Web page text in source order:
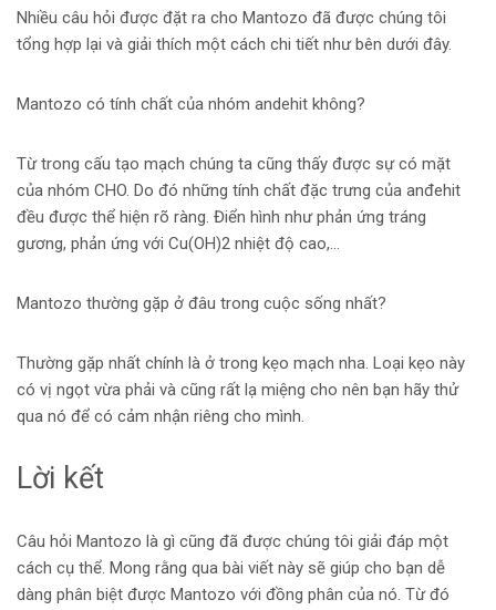
Nhiều câu hỏi được đặt ra cho Mantozo đã được chúng tôi
tổng hợp lại và giải thích một cách chi tiết như bên dưới đây.
Mantozo có tính chất của nhóm andehit không?
Từ trong cấu tạo mạch chúng ta cũng thấy được sự có mặt
của nhóm CHO. Do đó những tính chất đặc trưng của anđehit
đều được thể hiện rõ ràng. Điển hình như phản ứng tráng
gương, phản ứng với Cu(OH)2 nhiệt độ cao,…
Mantozo thường gặp ở đâu trong cuộc sống nhất?
Thường gặp nhất chính là ở trong kẹo mạch nha. Loại kẹo này
có vị ngọt vừa phải và cũng rất lạ miệng cho nên bạn hãy thử
qua nó để có cảm nhận riêng cho mình.
Lời kết
Câu hỏi Mantozo là gì cũng đã được chúng tôi giải đáp một
cách cụ thể. Mong rằng qua bài viết này sẽ giúp cho bạn dễ
dàng phân biệt được Mantozo với đồng phân của nó. Từ đó